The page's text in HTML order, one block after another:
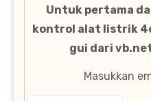
Untuk pertama
kontrol alat listrik
gui dari
Masukkan